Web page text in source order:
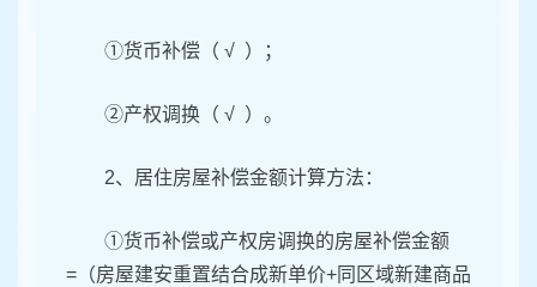
①货币补偿（ √ ）；
②产权调换（ √ ）。
2、居住房屋补偿金额计算方法：
①货币补偿或产权房调换的房屋补偿金额
=（房屋建安重置结合成新单价+同区域新建商品